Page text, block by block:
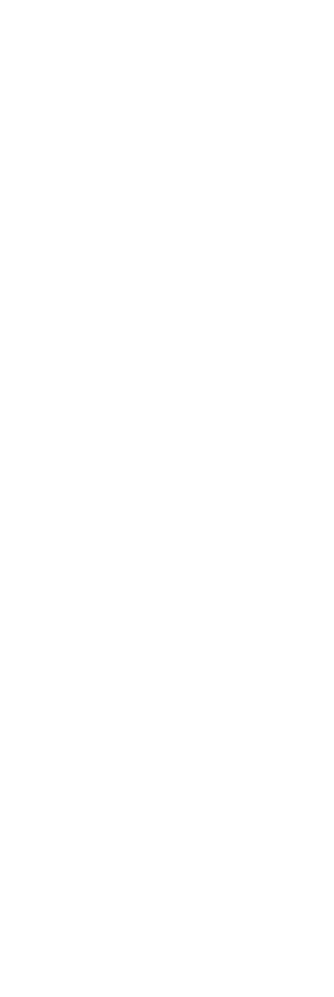
你的作品。
是一些订阅选项：
幅艺术作品。
价比非常高。
完成一幅作品时，那种成就感是无与伦比
待。
。它的功能强大、易于上手，能够极大地引.
作潜力！
www.bzu.cn">www.bzu.cn